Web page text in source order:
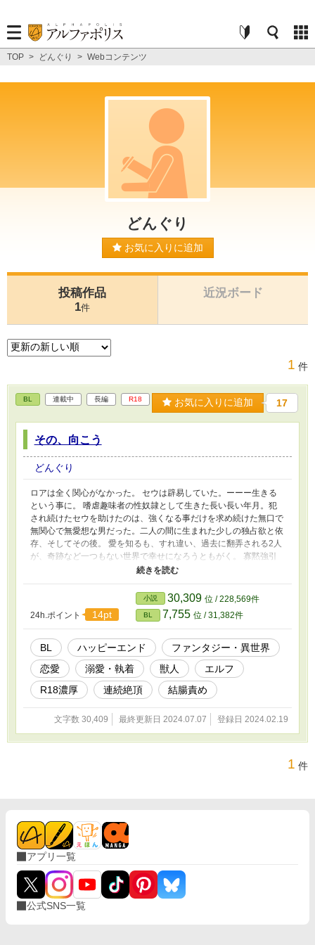
TOP > どんぐり > Webコンテンツ
どんぐり
お気に入りに追加
投稿作品
1件
近況ボード
1 件
BL 連載中 長編 R18 お気に入りに追加 17
その、向こう
どんぐり
ロアは全く関心がなかった。 セウは辟易していた。ーーー生きる
という事に。 嗜虐趣味者の性奴隷として生きた長い長い年月。犯
され続けたセウを助けたのは、強くなる事だけを求め続けた無口で
無関心で無愛想な男だった。二人の間に生まれた少しの独占欲と依
存、そしてその後。 愛を知るも、すれ違い、過去に翻弄される2人
が、奇跡など一つもない世界で幸せになろうともがく。 寡黙強引
混血獣人傭兵攻め、顰め面性奴隷美人エルフ受け。 R18濃厚 予告
※（固定:強面傭兵×美形エルフ） 残酷な描写…※※（凌辱モブ絡み
24h.ポイント
14pt
小説 30,309 位 / 228,569件
BL 7,755 位 / 31,382件
BL ハッピーエンド
ファンタジー・異世界
恋愛
溺愛・執着 獣人
エルフ
R18濃厚
連続絶頂 結腸責め
文字数 30,409 最終更新日 2024.07.07 登録日 2024.02.19
1 件
アプリ一覧
公式SNS一覧